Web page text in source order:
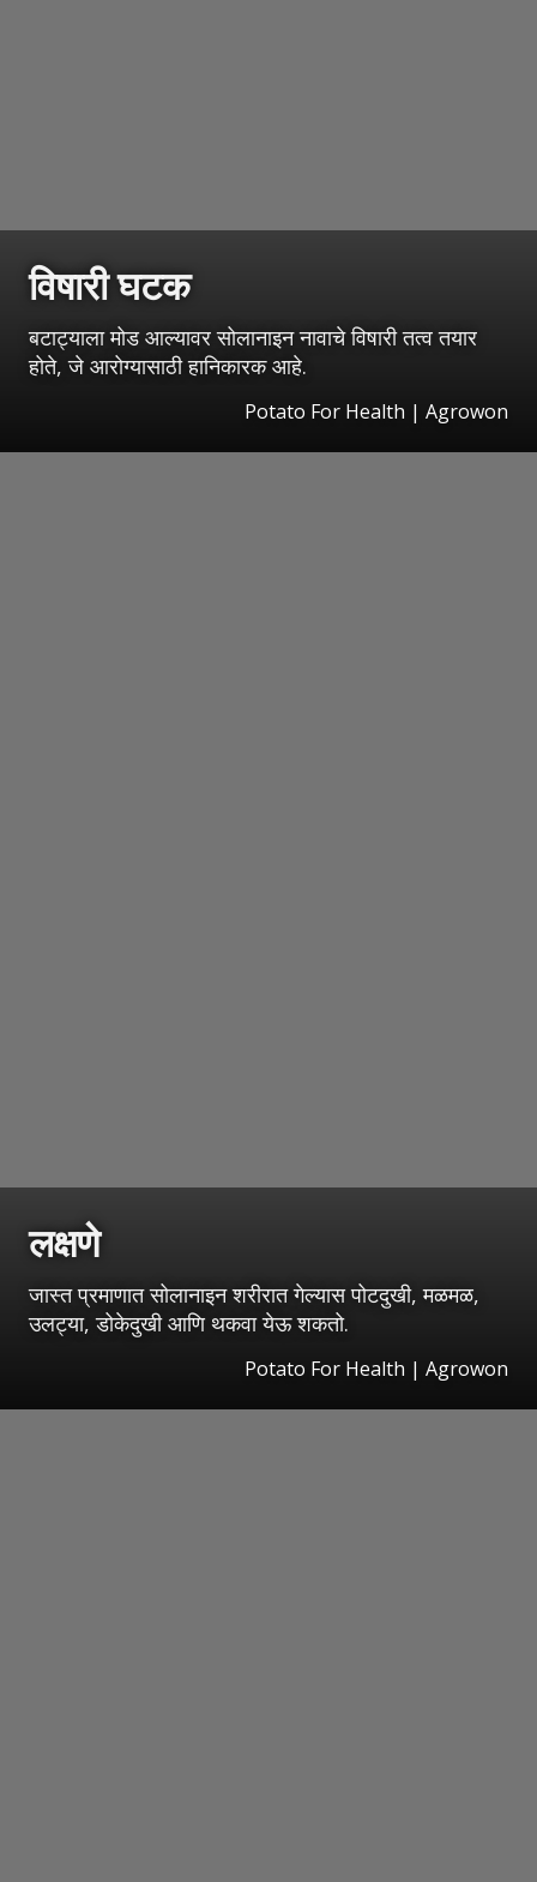
विषारी घटक
बटाट्याला मोड आल्यावर सोलानाइन नावाचे विषारी तत्व तयार
होते, जे आरोग्यासाठी हानिकारक आहे.
Potato For Health | Agrowon
लक्षणे
जास्त प्रमाणात सोलानाइन शरीरात गेल्यास पोटदुखी, मळमळ,
उलट्या, डोकेदुखी आणि थकवा येऊ शकतो.
Potato For Health | Agrowon